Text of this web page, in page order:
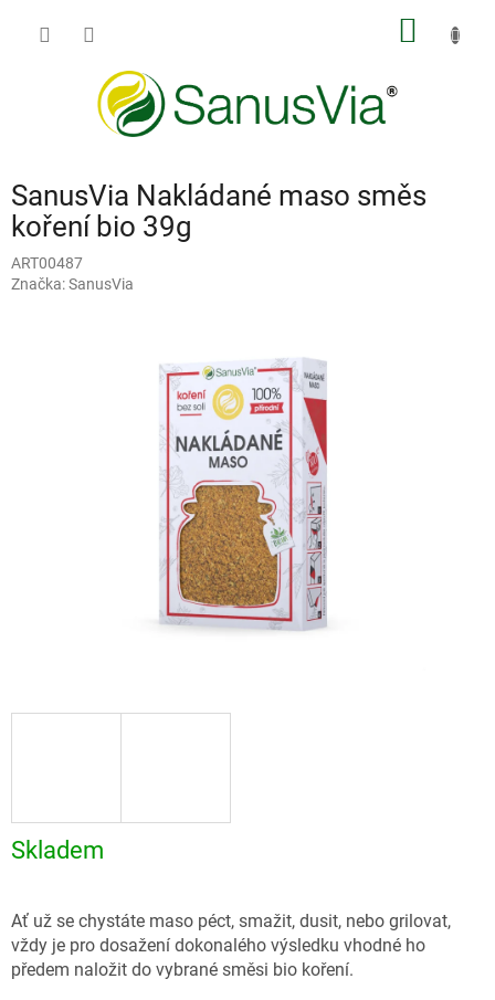
SanusVia Nakládané maso směs
koření bio 39g
ART00487
Značka:SanusVia
Skladem
Ať už se chystáte maso péct, smažit, dusit, nebo grilovat,
vždy je pro dosažení dokonalého výsledku vhodné ho
předem naložit do vybrané směsi bio koření.